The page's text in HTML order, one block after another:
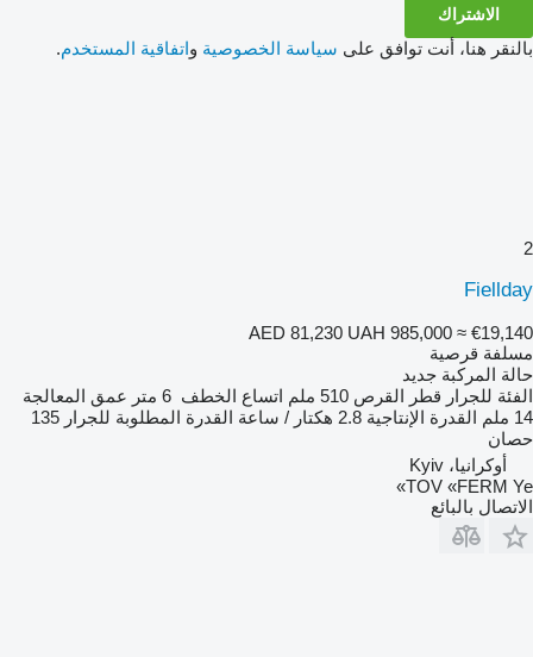
الاشتراك
بالنقر هنا، أنت توافق على سياسة الخصوصية واتفاقية المستخدم.
2
Fiellday
AED 81,230 UAH 985,000 ≈ €19,140
مسلفة قرصية
حالة المركبة جديد
الفئة للجرار قطر القرص 510 ملم اتساع الخطف 6 متر
عمق المعالجة
14 ملم
القدرة الإنتاجية 2.8 هكتار / ساعة القدرة المطلوبة للجرار 135
حصان
أوكرانيا، Kyiv
TOV «FERM Ye»
الاتصال بالبائع